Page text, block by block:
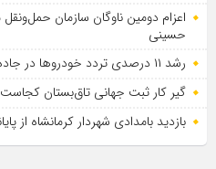
اعزام دومین ناوگان سازمان حمل‌ونقل
حسینی
رشد ۱۱ درصدی تردد خودروها در جاده‌های مسیر زوار اربعین در کرمانشاه
گیر کار ثبت جهانی تاق‌بستان
بازدید بامدادی شهردار کرمانشاه از